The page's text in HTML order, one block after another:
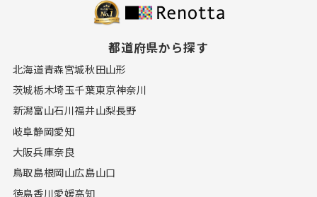
都道府県から探す
北海道青森宮城秋田山形
茨城栃木埼玉千葉東京神奈川
新潟富山石川福井山梨長野
岐阜静岡愛知
大阪兵庫奈良
鳥取島根岡山広島山口
徳島香川愛媛高知